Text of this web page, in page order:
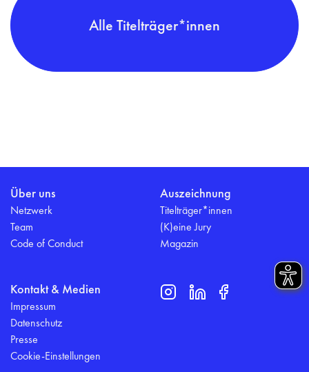
Alle Titelträger*innen
Über uns
Netzwerk
Team
Code of Conduct
Auszeichnung
Titelträger*innen
(K)eine Jury
Magazin
Kontakt & Medien
Impressum
Datenschutz
Presse
Cookie-Einstellungen